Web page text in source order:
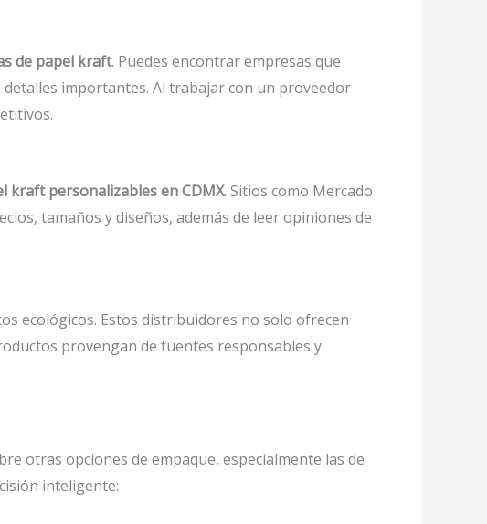
de papel kraft. Puedes encontrar empresas que
importantes. Al trabajar con un proveedor
kraft personalizables en CDMX. Sitios como Mercado
tamaños y diseños, además de leer opiniones de
ecológicos. Estos distribuidores no solo ofrecen
provengan de fuentes responsables y
otras opciones de empaque, especialmente las de
inteligente: